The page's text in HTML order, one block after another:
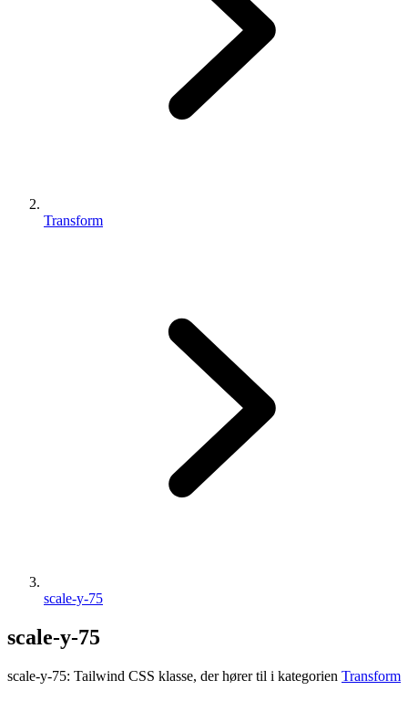
Transform
scale-y-75
scale-y-75
scale-y-75: Tailwind CSS klasse, der hører til i kategorien Transform